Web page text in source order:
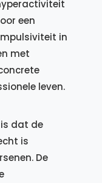
een
in
met
leven.
dat de
is
De